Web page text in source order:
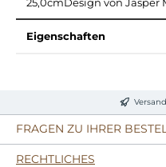
25,0cmDesign von Jasper
Eigenschaften
FRAGEN ZU IHRER
RECHTLICHES